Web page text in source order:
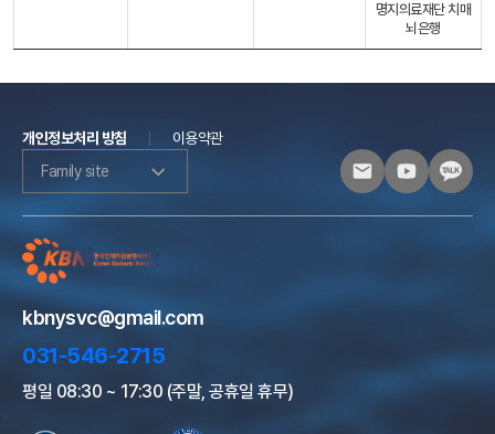
명지의료재단 치매
뇌은행
개인정보처리 방침
이용약관
Family site
kbnysvc@gmail.com
031-546-2715
평일 08:30 ~ 17:30 (주말, 공휴일 휴무)